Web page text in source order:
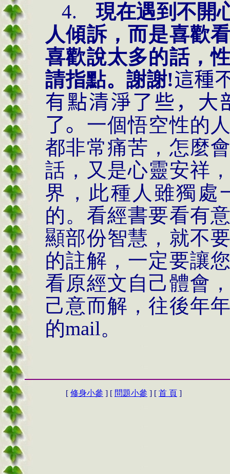
4.
現在遇到不開
人傾訴，而是喜歡
喜歡說太多的話，
請指點。謝謝!這種
有點清淨了些，大
了。 一個悟空性的
都非常痛苦，怎麼
話，又是心靈安祥
界，此種人雖獨處
的。看經書要看有
顯部份智慧，就不
的註解，一定要讓
看原經文自己體會
己意而解，往後年
的mail。
[ 修身小參 ] [ 問題小參 ] [ 首 頁 ]